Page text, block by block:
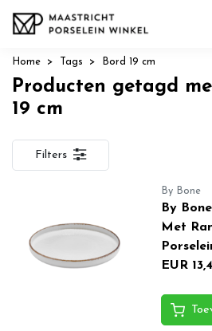
Home Tags Bord 19 cm
Producten getagd
19 cm
Filters
By Bone
By
Met
EUR